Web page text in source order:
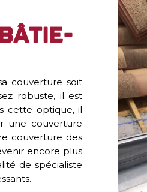
couverture soit
robuste, il est
cette optique, il
une couverture
couverture des
encore plus
de spécialiste